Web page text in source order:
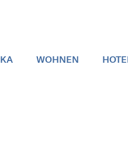
WOHNEN